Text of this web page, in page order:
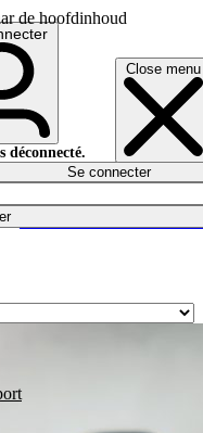
de hoofdinhoud
Close menu
déconnecté.
Se connecter